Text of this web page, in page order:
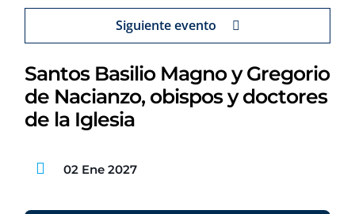
Siguiente evento
Santos Basilio Magno y Gregorio
de Nacianzo, obispos y doctores
de la Iglesia
02 Ene 2027